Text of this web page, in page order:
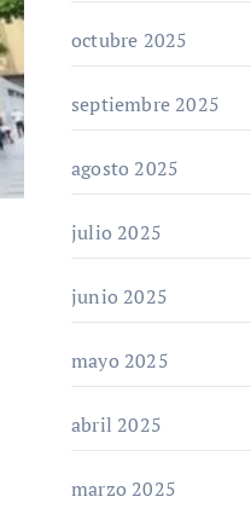
octubre 2025
septiembre 2025
agosto 2025
julio 2025
junio 2025
mayo 2025
abril 2025
marzo 2025